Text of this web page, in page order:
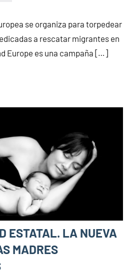
se organiza para torpedear
a rescatar migrantes en
Europe es una campaña […]
ESTATAL. LA NUEVA
MADRES